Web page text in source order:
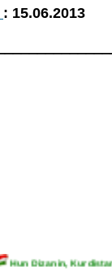
: 15.06.2013
Hun Dizanin,